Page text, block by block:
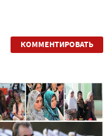
КОММЕНТИРОВАТЬ